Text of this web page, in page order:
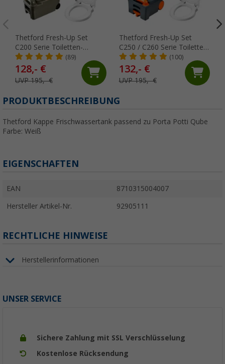
Thetford Fresh-Up Set
C200 Serie Toiletten-
Aufbereitungsset 2 teilig
(89)
128,- €
UVP 195,- €
Thetford Fresh-Up Set
C250 / C260 Serie Toiletten-
Aufbereitungsset 2 teilig
(100)
132,- €
UVP 195,- €
PRODUKTBESCHREIBUNG
Thetford Kappe Frischwassertank passend zu Porta Potti Qube
Farbe: Weiß
EIGENSCHAFTEN
EAN 8710315004007
Hersteller Artikel-Nr. 92905111
RECHTLICHE HINWEISE
Herstellerinformationen
UNSER SERVICE
Sichere Zahlung mit SSL Verschlüsselung
Kostenlose Rücksendung